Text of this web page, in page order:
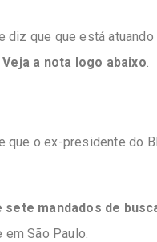
diz que que está atuando
Veja a nota logo abaixo
que o ex-presidente do
mandados de
São Paulo.